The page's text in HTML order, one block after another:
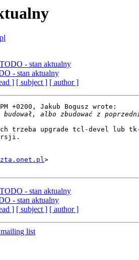
- stan aktualny
- stan aktualny
] [ subject ] [ author ]
+0200, Jakub Bogusz wrote:
trzeba upgrade tcl-devel lub
>
- stan aktualny
- stan aktualny
] [ subject ] [ author ]
list